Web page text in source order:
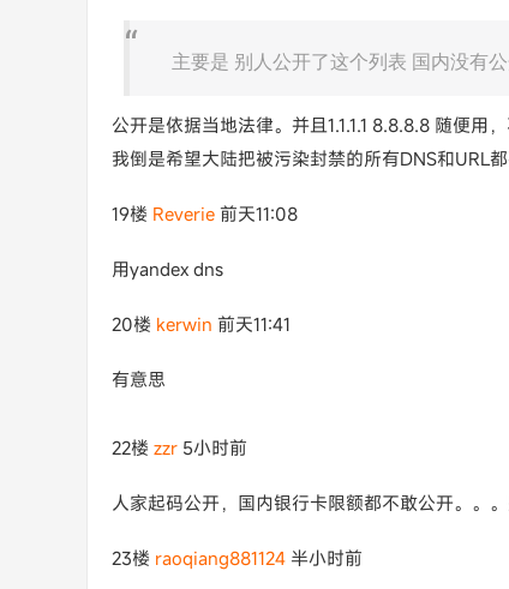
主要是 别人公开了这个列表 国内没有
公开是依据当地法律。并且1.1.1.1 8.8.8.8 随便用，
我倒是希望大陆把被污染封禁的所有DNS和URL
19楼 Reverie 前天11:08
用yandex dns
20楼 kerwin 前天11:41
有意思
22楼 zzr 5小时前
人家起码公开，国内银行卡限额都不敢公开。。
23楼 raoqiang881124 半小时前